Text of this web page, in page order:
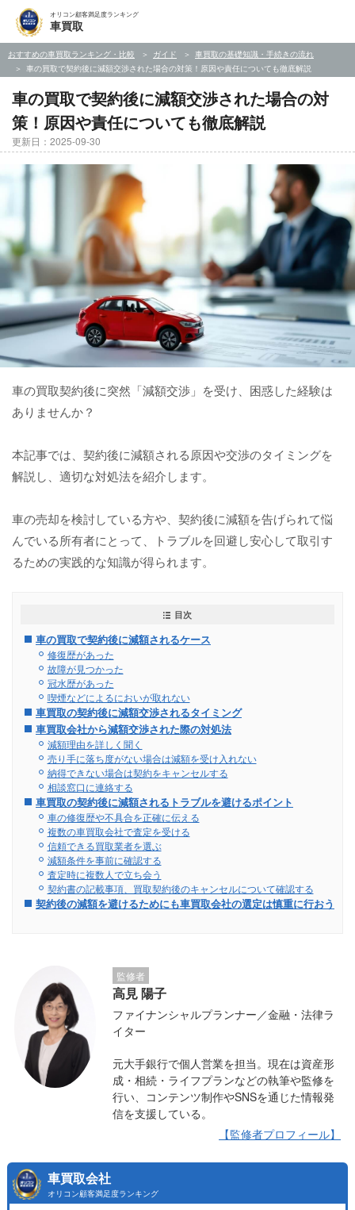
オリコン顧客満足度ランキング
車買取
おすすめの車買取ランキング・比較 ガイド
車買取の基礎知識・手続きの流れ
車の買取で契約後に減額交渉された場合の対策！原因や責任についても徹底解説
車の買取で契約後に減額交渉された場合の対
策！原因や責任についても徹底解説
更新日：2025-09-30
車の買取契約後に突然「減額交渉」を受け、困惑した経験は
ありませんか？
本記事では、契約後に減額される原因や交渉のタイミングを
解説し、適切な対処法を紹介します。
車の売却を検討している方や、契約後に減額を告げられて悩
んでいる所有者にとって、トラブルを回避し安心して取引す
るための実践的な知識が得られます。
目次
車の買取で契約後に減額されるケース
修復歴があった
故障が見つかった
冠水歴があった
喫煙などによるにおいが取れない
車買取の契約後に減額交渉されるタイミング
車買取会社から減額交渉された際の対処法
減額理由を詳しく聞く
売り手に落ち度がない場合は減額を受け入れない
納得できない場合は契約をキャンセルする
相談窓口に連絡する
車買取の契約後に減額されるトラブルを避けるポイント
車の修復歴や不具合を正確に伝える
複数の車買取会社で査定を受ける
信頼できる買取業者を選ぶ
減額条件を事前に確認する
査定時に複数人で立ち会う
契約書の記載事項、買取契約後のキャンセルについて確認する
契約後の減額を避けるためにも車買取会社の選定は慎重に行おう
監修者
高見 陽子
ファイナンシャルプランナー／金融・法律ラ
イター
元大手銀行で個人営業を担当。現在は資産形
成・相続・ライフプランなどの執筆や監修を
行い、コンテンツ制作やSNSを通じた情報発
信を支援している。
【監修者プロフィール】
車買取会社
オリコン顧客満足度ランキング